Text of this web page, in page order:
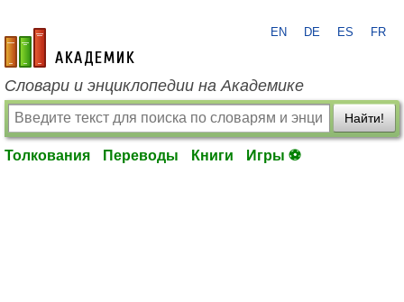
academic.ru
EN DE ES FR
Словари и энциклопедии на Академике
Найти!
Толкования Переводы Книги Игры ⚽